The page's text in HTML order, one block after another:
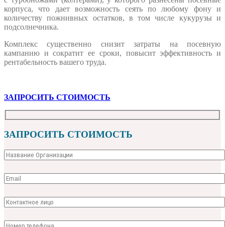
корпуса, что дает возможность сеять по любому фону и
количеству пожнивных остатков, в том числе кукурузы и
подсолнечника.
Комплекс существенно снизит затраты на посевную
кампанию и сократит ее сроки, повысит эффективность и
рентабельность вашего труда.
ЗАПРОСИТЬ СТОИМОСТЬ
ЗАПРОСИТЬ СТОИМОСТЬ